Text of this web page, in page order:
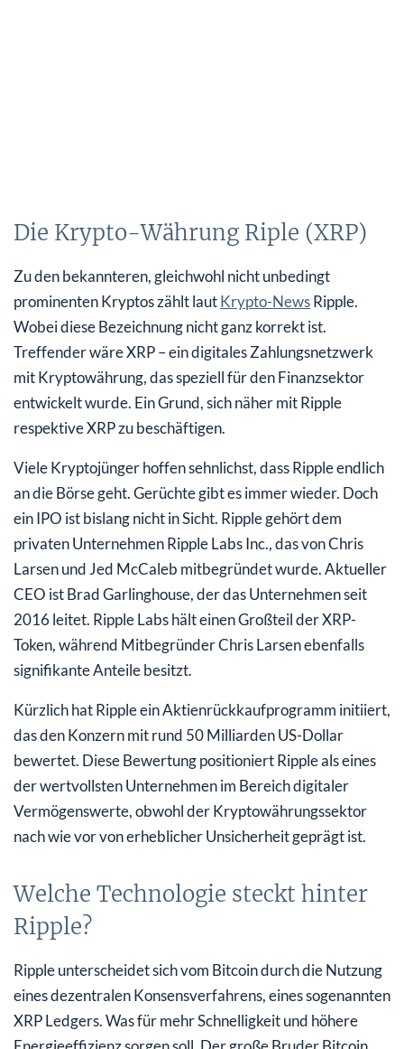
Die Krypto-Währung Riple (XRP)
Zu den bekannteren, gleichwohl nicht unbedingt
prominenten Kryptos zählt lautKrypto-NewsRipple.
Wobei diese Bezeichnung nicht ganz korrekt ist.
Treffender wäre XRP – ein digitales Zahlungsnetzwerk
mit Kryptowährung, das speziell für den Finanzsektor
entwickelt wurde. Ein Grund, sich näher mit Ripple
respektive XRP zu beschäftigen.
Viele Kryptojünger hoffen sehnlichst, dass Ripple endlich
an die Börse geht. Gerüchte gibt es immer wieder. Doch
ein IPO ist bislang nicht in Sicht. Ripple gehört dem
privaten Unternehmen Ripple Labs Inc., das von Chris
Larsen und Jed McCaleb mitbegründet wurde. Aktueller
CEO ist Brad Garlinghouse, der das Unternehmen seit
2016 leitet. Ripple Labs hält einen Großteil der XRP-
Token, während Mitbegründer Chris Larsen ebenfalls
signifikante Anteile besitzt.
Kürzlich hat Ripple ein Aktienrückkaufprogramm initiiert,
das den Konzern mit rund 50 Milliarden US-Dollar
bewertet. Diese Bewertung positioniert Ripple als eines
der wertvollsten Unternehmen im Bereich digitaler
Vermögenswerte, obwohl der Kryptowährungssektor
nach wie vor von erheblicher Unsicherheit geprägt ist.
Welche Technologie steckt hinter
Ripple?
Ripple unterscheidet sich vom Bitcoin durch die Nutzung
eines dezentralen Konsensverfahrens, eines sogenannten
XRP Ledgers. Was für mehr Schnelligkeit und höhere